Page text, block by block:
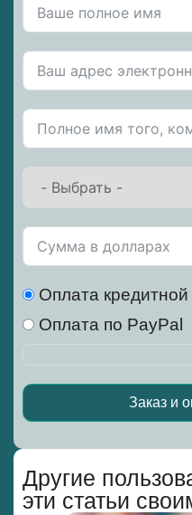
Другие
эти статьи
Оплата кредитной
Оплата по PayPal
Заказ и
Alternative: